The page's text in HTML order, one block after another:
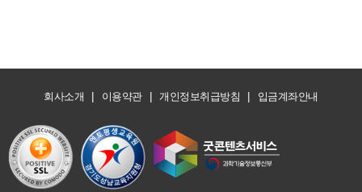
회사소개 | 이용약관 | 개인정보취급방침 | 입금계좌안내